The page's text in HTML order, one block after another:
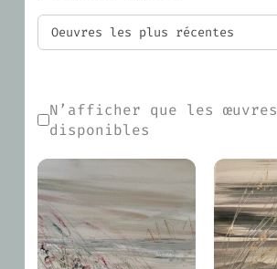
N’afficher que les œuvres
disponibles